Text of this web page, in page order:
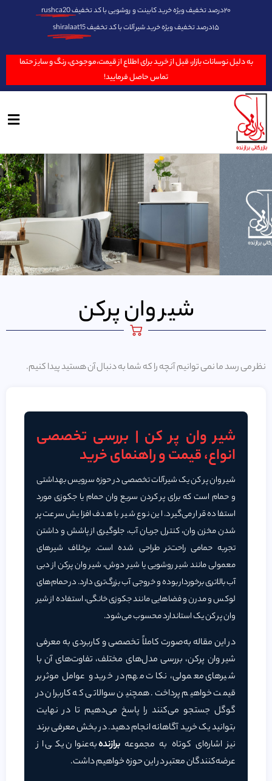
۲۰درصد تخفیف ویژه خرید کابینت و روشویی با کد تخفیف
rushca20
۱۵درصد تخفیف ویژه خرید شیرآلات با کد تخفیف
shiralaat15
به دلیل نوسانات بازار، قبل از خرید برای اطلاع از قیمت،موجودی، رنگ و سایز حتما
تماس حاصل فرمایید!
شیر وان پرکن
نظر می رسد ما نمی توانیم آنچه را که شما به دنبال آن هستید پیدا کنیم.
شیر وان پر کن | بررسی تخصصی
انواع، قیمت و راهنمای خرید
شیر وان پر کن یک شیرآلات تخصصی در حوزه سرویس‌ بهداشتی
و حمام است که برای پر کردن سریع وان حمام یا جکوزی مورد
استفاده قرار می‌گیرد. این نوع شیر با هدف افزایش سرعت پر
شدن مخزن وان، کنترل جریان آب، جلوگیری از پاشش و داشتن
تجربه حمامی راحت‌تر طراحی شده است. برخلاف شیرهای
معمولی مانند شیر روشویی یا شیر دوش، شیر وان پرکن از دبی
آب بالاتری برخوردار بوده و خروجی آب بزرگ‌تری دارد. در حمام‌های
لوکس و مدرن و فضاهایی مانند جکوزی خانگی، استفاده از شیر
وان پر کن یک استاندارد محسوب می‌شود.
در این مقاله به‌صورت کاملاً تخصصی و کاربردی به معرفی
شیر وان پرکن، بررسی مدل‌های مختلف، تفاوت‌های آن با
شیرهای معمولی، نکات مهم در خرید و عوامل موثر بر
قیمت خواهیم پرداخت. همچنین سوالاتی که کاربران در
گوگل جستجو می‌کنند را پاسخ می‌دهیم تا در نهایت
بتوانید یک خرید آگاهانه انجام دهید. در بخش معرفی برند
نیز اشاره‌ای کوتاه به مجموعهبرازندهبه‌عنوان یکی از
عرضه‌کنندگان معتبر در این حوزه خواهیم داشت.